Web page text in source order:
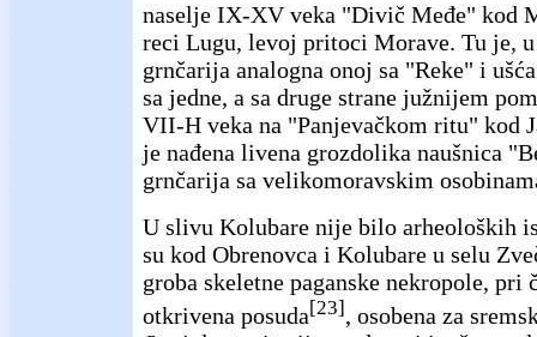
naselje IX-XV veka "Divič Međe" kod
reci Lugu, levoj pritoci Morave. Tu je,
grnčarija analogna onoj sa "Reke" i
sa jedne, a sa druge strane južnijem
VII-H veka na "Panjevačkom ritu" kod
je nađena livena grozdolika naušnica
grnčarija sa velikomoravskim
U slivu Kolubare nije bilo arheoloških
su kod Obrenovca i Kolubare u selu
groba skeletne paganske nekropole, pri
otkrivena posuda[23], osobena za